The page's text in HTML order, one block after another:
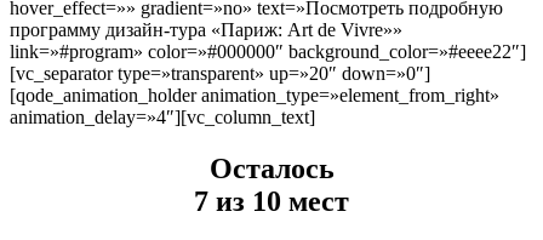
hover_effect=»» gradient=»no» text=»Посмотреть подробную
программу дизайн-тура «Париж: Art de Vivre»»
link=»#program» color=»#000000″ background_color=»#eeee22″]
[vc_separator type=»transparent» up=»20″ down=»0″]
[qode_animation_holder animation_type=»element_from_right»
animation_delay=»4″][vc_column_text]
Осталось
7 из 10 мест